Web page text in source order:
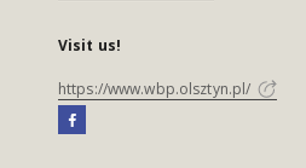
Visit us!
https://www.wbp.olsztyn.pl/